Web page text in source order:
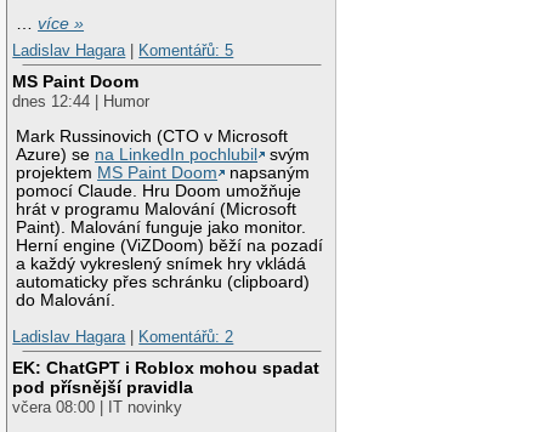
…více »
Ladislav Hagara
Komentářů: 5
MS Paint Doom
dnes 12:44 | Humor
Mark Russinovich (CTO v Microsoft
Azure) se na LinkedIn pochlubil
svým
projektem MS Paint Doom
napsaným
pomocí Claude. Hru Doom umožňuje
hrát v programu Malování (Microsoft
Paint). Malování funguje jako monitor.
Herní engine (ViZDoom) běží na pozadí
a každý vykreslený snímek hry vkládá
automaticky přes schránku (clipboard)
do Malování.
Ladislav Hagara
Komentářů: 2
EK: ChatGPT i Roblox mohou spadat
pod přísnější pravidla
včera 08:00 | IT novinky